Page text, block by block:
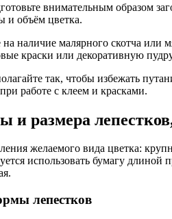
внимательным образом
и объём цветка.
наличие малярного скотча или
краски или декоративную
так, чтобы избежать
работе с клеем и красками.
размера
желаемого вида цветка:
использовать бумагу
лепестков